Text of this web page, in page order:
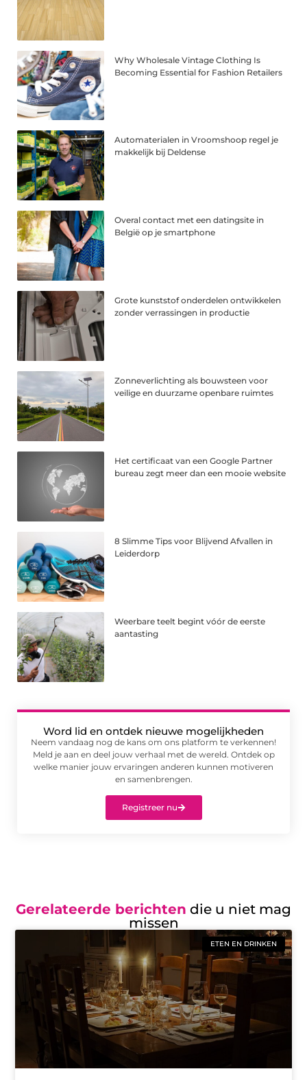
Why Wholesale Vintage Clothing Is
Becoming Essential for Fashion Retailers
Automaterialen in Vroomshoop regel je
makkelijk bij Deldense
Overal contact met een datingsite in
België op je smartphone
Grote kunststof onderdelen ontwikkelen
zonder verrassingen in productie
Zonneverlichting als bouwsteen voor
veilige en duurzame openbare ruimtes
Het certificaat van een Google Partner
bureau zegt meer dan een mooie website
8 Slimme Tips voor Blijvend Afvallen in
Leiderdorp
Weerbare teelt begint vóór de eerste
aantasting
Word lid en ontdek nieuwe mogelijkheden
Neem vandaag nog de kans om ons platform te verkennen!
Meld je aan en deel jouw verhaal met de wereld. Ontdek op
welke manier jouw ervaringen anderen kunnen motiveren
en samenbrengen.
Registreer nu
Gerelateerde berichten die u niet mag
missen
ETEN EN DRINKEN